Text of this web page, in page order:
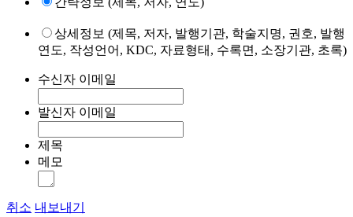
상세정보 (제목, 저자, 발행기관, 학술지명, 권호, 발행
연도, 작성언어, KDC, 자료형태, 수록면, 소장기관, 초록)
수신자 이메일
발신자 이메일
제목
메모
취소 내보내기